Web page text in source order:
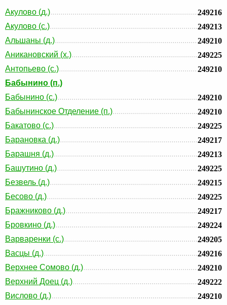
Акулово (д.)
249216
Акулово (с.)
249213
Альшаны (д.)
249210
Аникановский (х.)
249225
Антопьево (с.)
249210
Бабынино (п.)
Бабынино (с.)
249210
Бабынинское Отделение (п.)
249210
Бакатово (с.)
249225
Барановка (д.)
249217
Барашня (д.)
249213
Башутино (д.)
249225
Безвель (д.)
249215
Бесово (д.)
249225
Бражниково (д.)
249217
Бровкино (д.)
249224
Варваренки (с.)
249205
Васцы (д.)
249216
Верхнее Сомово (д.)
249210
Верхний Доец (д.)
249222
Вислово (д.)
249210